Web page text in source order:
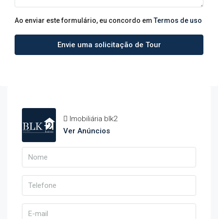
Ao enviar este formulário, eu concordo em Termos de uso
Envie uma solicitação de Tour
Imobiliária blk2
Ver Anúncios